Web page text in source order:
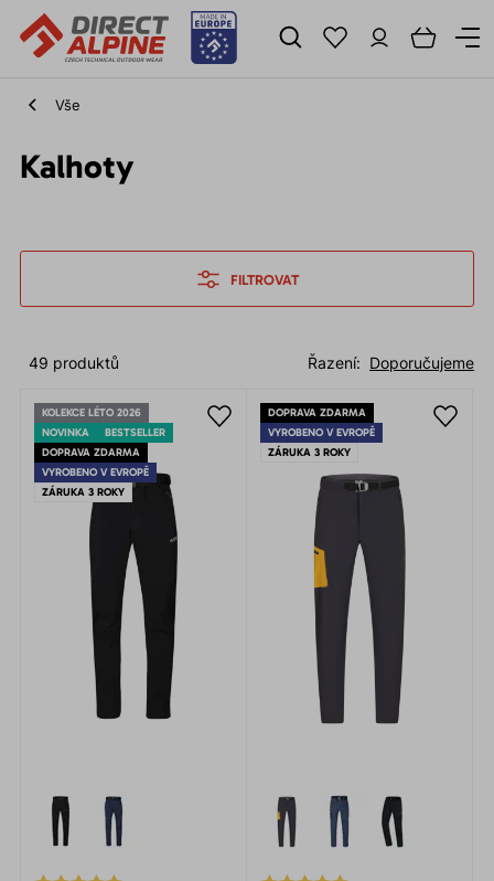
Vše
Kalhoty
FILTROVAT
Doporučujeme
Řazení:
49 produktů
KOLEKCE LÉTO 2026
NOVINKA
BESTSELLER
DOPRAVA ZDARMA
VYROBENO V EVROPĚ
ZÁRUKA 3 ROKY
DOPRAVA ZDARMA
VYROBENO V EVROPĚ
ZÁRUKA 3 ROKY